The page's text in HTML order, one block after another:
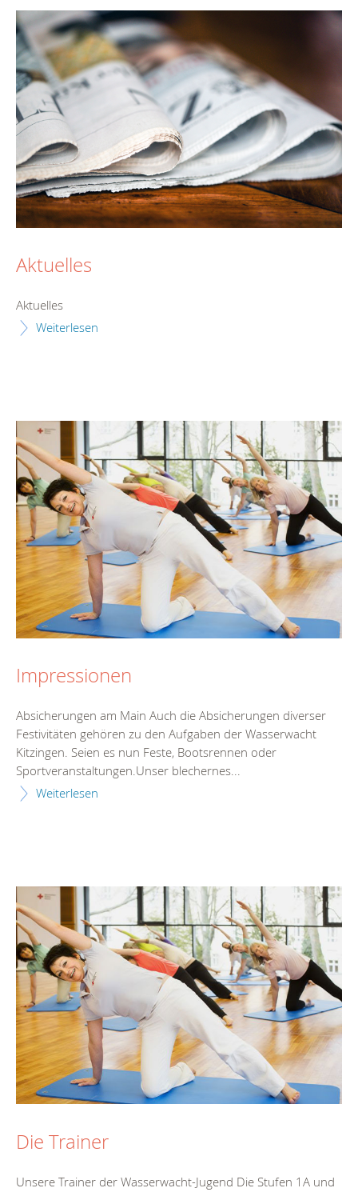
Aktuelles
Aktuelles
Weiterlesen
Impressionen
Absicherungen am Main Auch die Absicherungen diverser
Festivitäten gehören zu den Aufgaben der Wasserwacht
Kitzingen. Seien es nun Feste, Bootsrennen oder
Sportveranstaltungen.Unser blechernes...
Weiterlesen
Die Trainer
Unsere Trainer der Wasserwacht-Jugend Die Stufen 1A und